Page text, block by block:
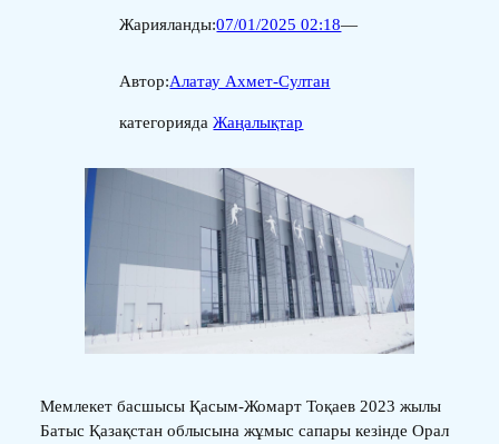
Жарияланды:07/01/2025 02:18—
Автор:Алатау Ахмет-Султан
категориядаЖаңалықтар
Мемлекет басшысы Қасым-Жомарт Тоқаев 2023 жылы
Батыс Қазақстан облысына жұмыс сапары кезінде Орал